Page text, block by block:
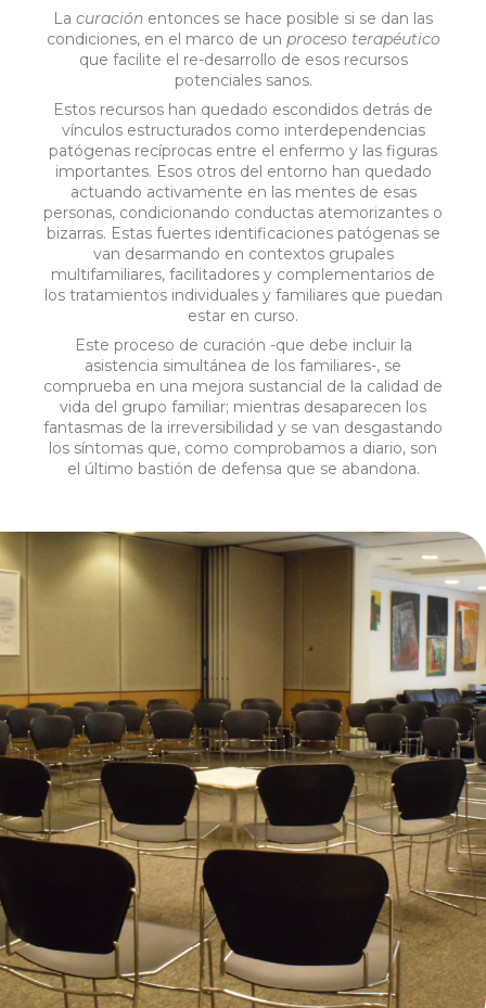
La curación entonces se hace posible si se dan las
condiciones, en el marco de un proceso terapéutico
que facilite el re-desarrollo de esos recursos
potenciales sanos.
Estos recursos han quedado escondidos detrás de
vínculos estructurados como interdependencias
patógenas recíprocas entre el enfermo y las figuras
importantes. Esos otros del entorno han quedado
actuando activamente en las mentes de esas
personas, condicionando conductas atemorizantes o
bizarras. Estas fuertes identificaciones patógenas se
van desarmando en contextos grupales
multifamiliares, facilitadores y complementarios de
los tratamientos individuales y familiares que puedan
estar en curso.
Este proceso de curación -que debe incluir la
asistencia simultánea de los familiares-, se
comprueba en una mejora sustancial de la calidad de
vida del grupo familiar; mientras desaparecen los
fantasmas de la irreversibilidad y se van desgastando
los síntomas que, como comprobamos a diario, son
el último bastión de defensa que se abandona.